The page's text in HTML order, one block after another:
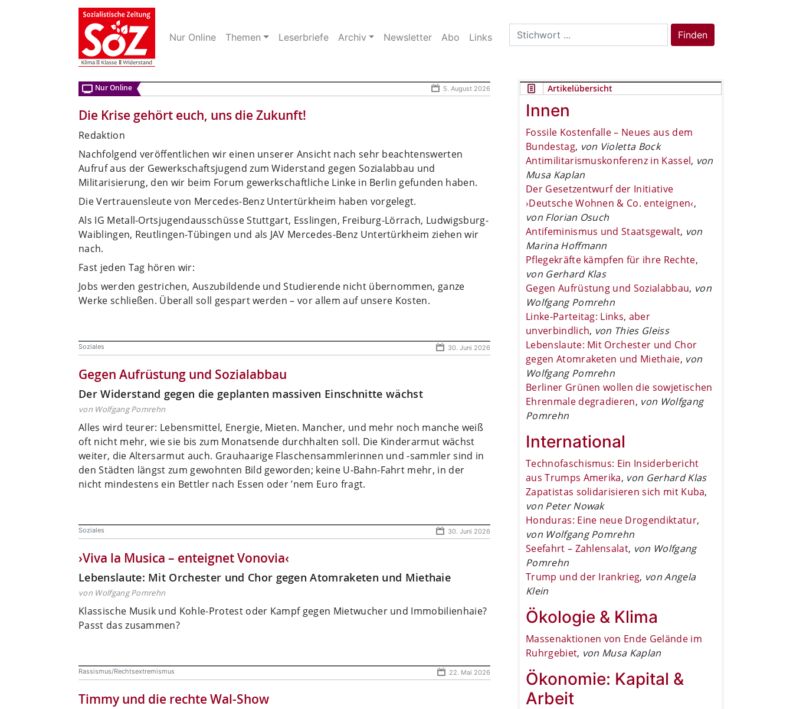
Nur Online Themen Leserbriefe Archiv Newsletter Abo Links
Search
for:
Finden
Nur Online 5. August 2026
Die Krise gehört euch, uns die Zukunft!
Redaktion
Nachfolgend veröffentlichen wir einen unserer Ansicht nach sehr beachtenswerten
Aufruf aus der Gewerkschaftsjugend zum Widerstand gegen Sozialabbau und
Militarisierung, den wir beim Forum gewerkschaftliche Linke in Berlin gefunden haben.
Die Vertrauensleute von Mercedes-Benz Untertürkheim haben vorgelegt.
Als IG Metall-Ortsjugendausschüsse Stuttgart, Esslingen, Freiburg-Lörrach, Ludwigsburg-
Waiblingen, Reutlingen-Tübingen und als JAV Mercedes-Benz Untertürkheim ziehen wir
nach.
Fast jeden Tag hören wir:
Jobs werden gestrichen, Auszubildende und Studierende nicht übernommen, ganze
Werke schließen. Überall soll gespart werden – vor allem auf unsere Kosten.
Soziales 30. Juni 2026
Gegen Aufrüstung und Sozialabbau
Der Widerstand gegen die geplanten massiven Einschnitte wächst
von Wolfgang Pomrehn
Alles wird teurer: Lebensmittel, Energie, Mieten. Mancher, und mehr noch manche weiß
oft nicht mehr, wie sie bis zum Monatsende durchhalten soll. Die Kinderarmut wächst
weiter, die Altersarmut auch. Grauhaarige Flaschensammlerinnen und -sammler sind in
den Städten längst zum gewohnten Bild geworden; keine U-Bahn-Fahrt mehr, in der
nicht mindestens ein Bettler nach Essen oder ’nem Euro fragt.
Soziales 30. Juni 2026
›Viva la Musica – enteignet Vonovia‹
Lebenslaute: Mit Orchester und Chor gegen Atomraketen und Miethaie
von Wolfgang Pomrehn
Klassische Musik und Kohle-Protest oder Kampf gegen Mietwucher und Immobilienhaie?
Passt das zusammen?
Rassismus/Rechtsextremismus 22. Mai 2026
Timmy und die rechte Wal-Show
Artikelübersicht
Innen
Fossile Kostenfalle – Neues aus dem
Bundestag, von Violetta Bock
Antimilitarismuskonferenz in Kassel, von
Musa Kaplan
Der Gesetzentwurf der Initiative
›Deutsche Wohnen & Co. enteignen‹,
von Florian Osuch
Antifeminismus und Staatsgewalt, von
Marina Hoffmann
Pflegekräfte kämpfen für ihre Rechte,
von Gerhard Klas
Gegen Aufrüstung und Sozialabbau, von
Wolfgang Pomrehn
Linke-Parteitag: Links, aber
unverbindlich, von Thies Gleiss
Lebenslaute: Mit Orchester und Chor
gegen Atomraketen und Miethaie, von
Wolfgang Pomrehn
Berliner Grünen wollen die sowjetischen
Ehrenmale degradieren, von Wolfgang
Pomrehn
International
Technofaschismus: Ein Insiderbericht
aus Trumps Amerika, von Gerhard Klas
Zapatistas solidarisieren sich mit Kuba,
von Peter Nowak
Honduras: Eine neue Drogendiktatur,
von Wolfgang Pomrehn
Seefahrt – Zahlensalat, von Wolfgang
Pomrehn
Trump und der Irankrieg, von Angela
Klein
Ökologie & Klima
Massenaktionen von Ende Gelände im
Ruhrgebiet, von Musa Kaplan
Ökonomie: Kapital &
Arbeit